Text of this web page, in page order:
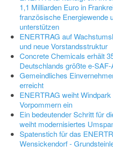
1,1 Milliarden Euro in
französische Energiewende
unterstützen
ENERTRAG auf
und neue Vorstandsstruktur
Concrete Chemicals erhält
Deutschlands größte e-
Gemeindliches
erreicht
ENERTRAG weiht
Vorpommern ein
Ein bedeutender Schritt für
weiht modernisiertes
Spatenstich für das
Wensickendorf -